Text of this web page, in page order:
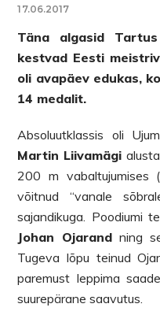
17.06.2017
Täna algasid
kestvad Eesti
oli avapäev edukas,
14 medalit.
Absoluutklassis oli
Martin Liivamägi
200 m vabaltujumises
võitnud “vanale
sajandikuga. Poodiumi
Johan Ojarand ning
Tugeva lõpu teinud
paremust leppima
suurepärane saavutus.